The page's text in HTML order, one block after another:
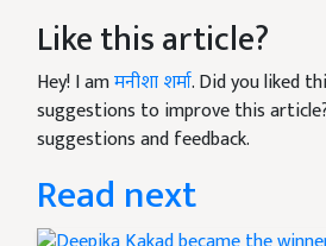
Like this article?
Hey! I amमनीशा शर्मा. Did you liked
suggestions to improve this
suggestions and feedback.
Read next